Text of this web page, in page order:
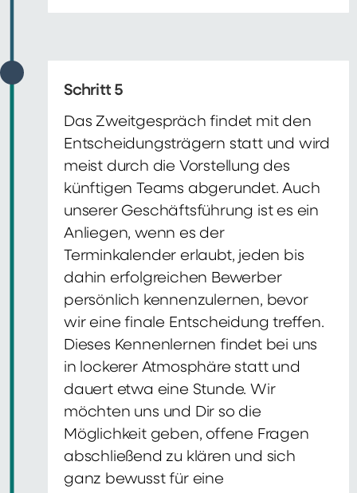
Schritt 5
Das Zweitgespräch findet mit den
Entscheidungsträgern statt und wird
meist durch die Vorstellung des
künftigen Teams abgerundet. Auch
unserer Geschäftsführung ist es ein
Anliegen, wenn es der
Terminkalender erlaubt, jeden bis
dahin erfolgreichen Bewerber
persönlich kennenzulernen, bevor
wir eine finale Entscheidung treffen.
Dieses Kennenlernen findet bei uns
in lockerer Atmosphäre statt und
dauert etwa eine Stunde. Wir
möchten uns und Dir so die
Möglichkeit geben, offene Fragen
abschließend zu klären und sich
ganz bewusst für eine